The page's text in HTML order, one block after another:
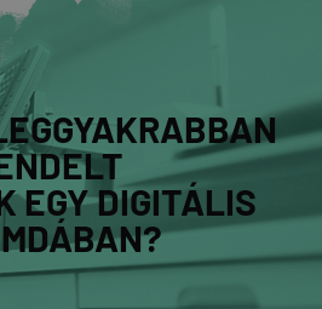
EGY DIGITÁLIS